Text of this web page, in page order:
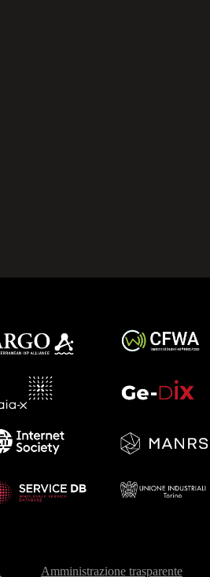
Amministrazione trasparente